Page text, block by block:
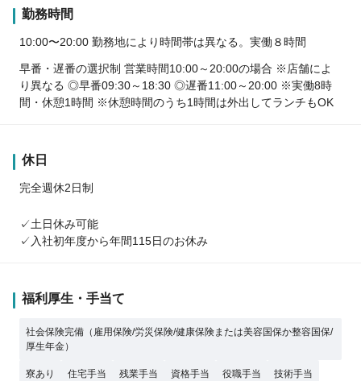
勤務時間
10:00〜20:00 勤務地により時間帯は異なる。実働８時間
早番・遅番の選択制 営業時間10:00～20:00の場合 ※店舗によ
り異なる ◎早番09:30～18:30 ◎遅番11:00～20:00 ※実働8時
間・休憩1時間 ※休憩時間のうち1時間は外出してランチもOK
休日
完全週休2日制
✓土日休み可能
✓入社初年度から年間115日のお休み
福利厚生・手当て
社会保険完備（雇用保険/労災保険/健康保険または美容国保か整容国保/
厚生年金）
寮あり 住宅手当 残業手当 資格手当 役職手当 技術手当